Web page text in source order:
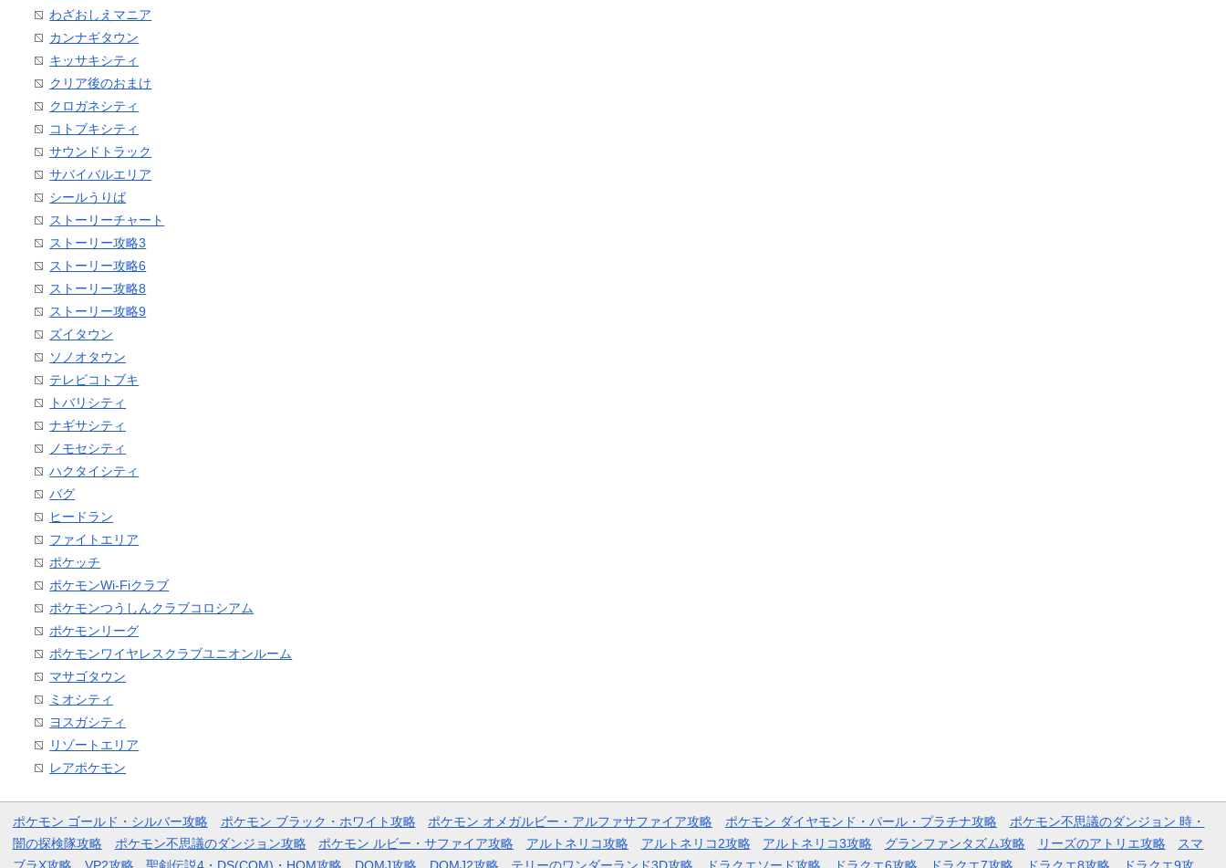
わざおしえマニア
カンナギタウン
キッサキシティ
クリア後のおまけ
クロガネシティ
コトブキシティ
サウンドトラック
サバイバルエリア
シールうりば
ストーリーチャート
ストーリー攻略3
ストーリー攻略6
ストーリー攻略8
ストーリー攻略9
ズイタウン
ソノオタウン
テレビコトブキ
トバリシティ
ナギサシティ
ノモセシティ
ハクタイシティ
バグ
ヒードラン
ファイトエリア
ポケッチ
ポケモンWi-Fiクラブ
ポケモンつうしんクラブコロシアム
ポケモンリーグ
ポケモンワイヤレスクラブユニオンルーム
マサゴタウン
ミオシティ
ヨスガシティ
リゾートエリア
レアポケモン
ポケモン ゴールド・シルバー攻略 ポケモン ブラック・ホワイト攻略 ポケモン オメガルビー・アルファサファイア攻略 ポケモン ダイヤモンド・パール・プラチナ攻略
ポケモン不思議のダンジョン 時・
闇の探検隊攻略
ポケモン不思議のダンジョン攻略 ポケモン ルビー・サファイア攻略 アルトネリコ攻略 アルトネリコ2攻略 アルトネリコ3攻略 グランファンタズム攻略 リーズのアトリエ攻略
スマ